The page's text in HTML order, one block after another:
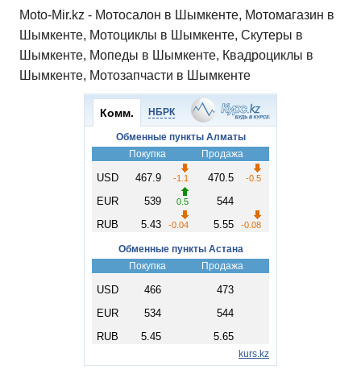
Moto-Mir.kz - Мотосалон в Шымкенте, Мотомагазин в
Шымкенте, Мотоциклы в Шымкенте, Скутеры в
Шымкенте, Мопеды в Шымкенте, Квадроциклы в
Шымкенте, Мотозапчасти в Шымкенте